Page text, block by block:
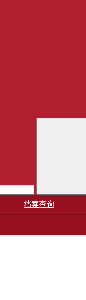
档案查询